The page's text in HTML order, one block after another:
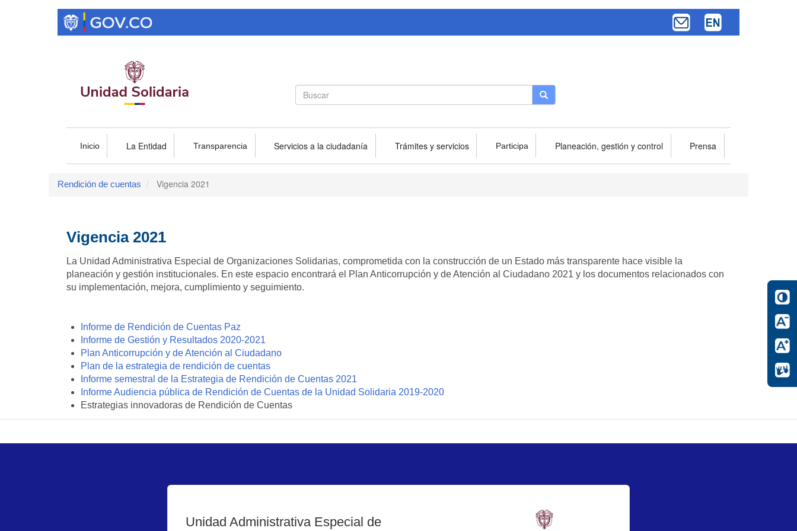
Search
form
Buscar Buscar
Inicio La Entidad Transparencia Servicios a la ciudadanía Trámites y servicios Participa Planeación, gestión y control Prensa
Rendición de cuentas Vigencia 2021
Vigencia 2021
La Unidad Administrativa Especial de Organizaciones Solidarias, comprometida con la construcción de un Estado más transparente hace visible la
planeación y gestión institucionales. En este espacio encontrará el Plan Anticorrupción y de Atención al Ciudadano 2021 y los documentos relacionados con
su implementación, mejora, cumplimiento y seguimiento.
Informe de Rendición de Cuentas Paz
Informe de Gestión y Resultados 2020-2021
Plan Anticorrupción y de Atención al Ciudadano
Plan de la estrategia de rendición de cuentas
Informe semestral de la Estrategia de Rendición de Cuentas 2021
Informe Audiencia pública de Rendición de Cuentas de la Unidad Solidaria 2019-2020
Estrategias innovadoras de Rendición de Cuentas
Unidad Administrativa Especial de